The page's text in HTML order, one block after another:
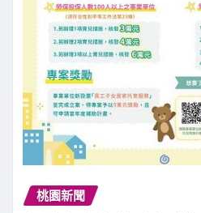
桃園新聞